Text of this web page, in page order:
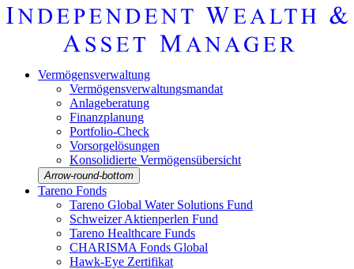
Vermö­gens­ver­wal­tung
Vermö­gens­ver­wal­tungs­mandat
Anlage­be­ra­tung
Finanz­pla­nung
Portfolio-Check
Vorsorgelösungen
Konso­li­dierte Vermö­gens­über­sicht
Arrow-round-bottom
Tareno Fonds
Tareno Global Water Solutions Fund
Schweizer Aktien­perlen Fund
Tareno Health­care Funds
CHARISMA Fonds Global
Hawk-Eye Zerti­fikat